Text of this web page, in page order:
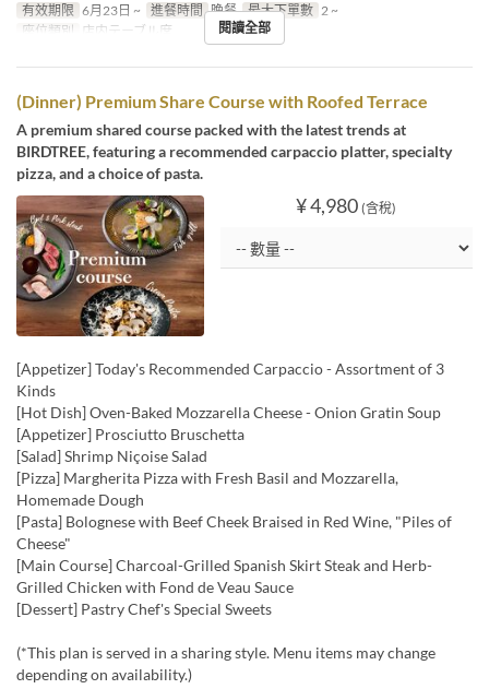
有效期限 6月23日 ~ 進餐時間 晚餐 最大下單數 2 ~
座位類別
店内テーブル席 閱讀全部
(Dinner) Premium Share Course with Roofed Terrace
A premium shared course packed with the latest trends at
BIRDTREE, featuring a recommended carpaccio platter, specialty
pizza, and a choice of pasta.
¥ 4,980 (含稅)
[Appetizer] Today's Recommended Carpaccio - Assortment of 3
Kinds
[Hot Dish] Oven-Baked Mozzarella Cheese - Onion Gratin Soup
[Appetizer] Prosciutto Bruschetta
[Salad] Shrimp Niçoise Salad
[Pizza] Margherita Pizza with Fresh Basil and Mozzarella,
Homemade Dough
[Pasta] Bolognese with Beef Cheek Braised in Red Wine, "Piles of
Cheese"
[Main Course] Charcoal-Grilled Spanish Skirt Steak and Herb-
Grilled Chicken with Fond de Veau Sauce
[Dessert] Pastry Chef's Special Sweets
(*This plan is served in a sharing style. Menu items may change
depending on availability.)